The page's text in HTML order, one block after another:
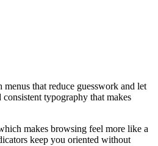
that reduce guesswork and let
typography that makes
makes browsing feel more like a
keep you oriented without